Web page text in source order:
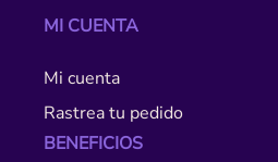
MI CUENTA
Mi cuenta
Rastrea tu pedido
BENEFICIOS